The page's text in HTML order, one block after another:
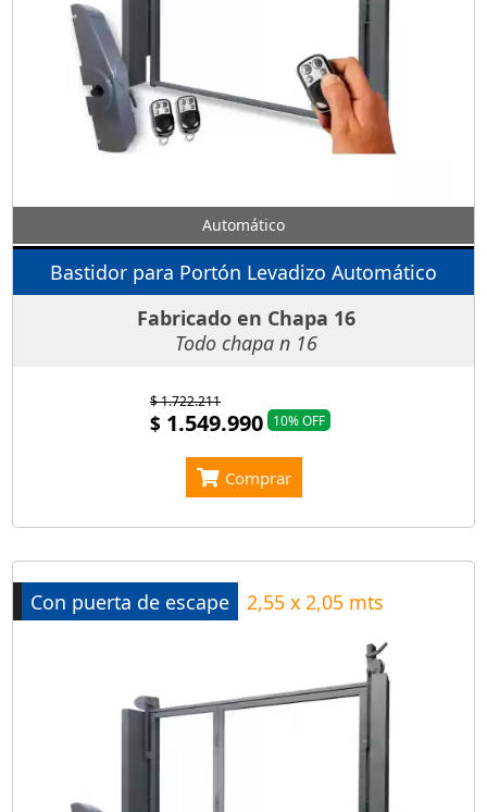
Automático
Bastidor para Portón Levadizo Automático
Fabricado en Chapa 16
Todo chapa n 16
$ 1.549.990
$ 1.722.211
10% OFF
Comprar
Con puerta de escape 2,55 x 2,05 mts